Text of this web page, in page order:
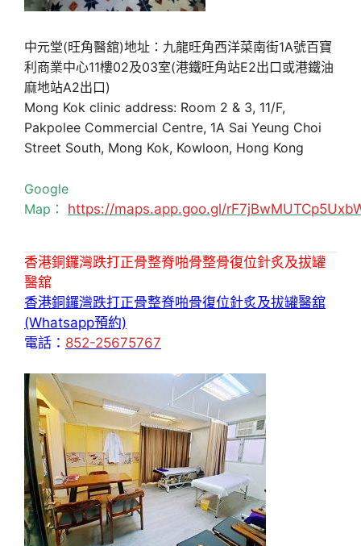
中元堂(旺角醫舘)地址：九龍旺角西洋菜南街1A號百寶
利商業中心11樓02及03室(港鐵旺角站E2出口或港鐵油
麻地站A2出口)
Mong Kok clinic address: Room 2 & 3, 11/F,
Pakpolee Commercial Centre, 1A Sai Yeung Choi
Street South, Mong Kok, Kowloon, Hong Kong
Google
Map： https://maps.app.goo.gl/
香港銅鑼灣跌打正骨整脊啪骨整骨復位針炙及拔罐
醫舘
香港銅鑼灣跌打正骨整脊啪骨復位針炙及拔罐醫舘
(Whatsapp預約)
電話： 852-25675767